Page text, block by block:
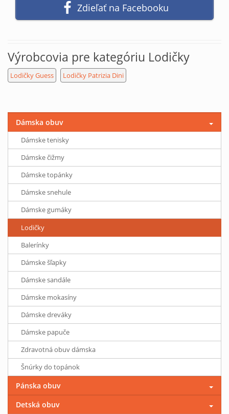
Zdieľať na Facebooku
Výrobcovia pre kategóriu Lodičky
Lodičky Guess Lodičky Patrizia Dini
Dámska obuv
Dámske tenisky
Dámske čižmy
Dámske topánky
Dámske snehule
Dámske gumáky
Lodičky
Balerínky
Dámske šľapky
Dámske sandále
Dámske mokasíny
Dámske dreváky
Dámske papuče
Zdravotná obuv dámska
Šnúrky do topánok
Pánska obuv
Detská obuv